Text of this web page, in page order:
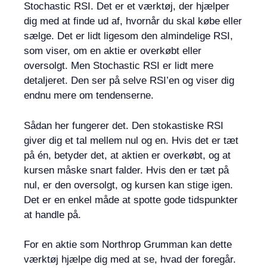
Stochastic RSI. Det er et værktøj, der hjælper
dig med at finde ud af, hvornår du skal købe eller
sælge. Det er lidt ligesom den almindelige RSI,
som viser, om en aktie er overkøbt eller
oversolgt. Men Stochastic RSI er lidt mere
detaljeret. Den ser på selve RSI’en og viser dig
endnu mere om tendenserne.
Sådan her fungerer det. Den stokastiske RSI
giver dig et tal mellem nul og en. Hvis det er tæt
på én, betyder det, at aktien er overkøbt, og at
kursen måske snart falder. Hvis den er tæt på
nul, er den oversolgt, og kursen kan stige igen.
Det er en enkel måde at spotte gode tidspunkter
at handle på.
For en aktie som Northrop Grumman kan dette
værktøj hjælpe dig med at se, hvad der foregår.